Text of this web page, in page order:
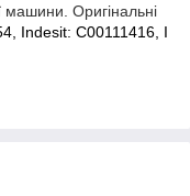
машини. Оригінальні
Indesit: C00111416, I